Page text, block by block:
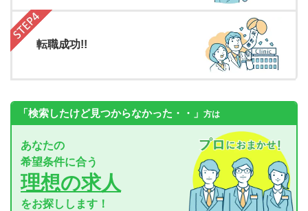
転職成功!!
「検索したけど見つからなかった・・」 方は
あなたの
希望条件に合う
理想の求人
をお探しします！